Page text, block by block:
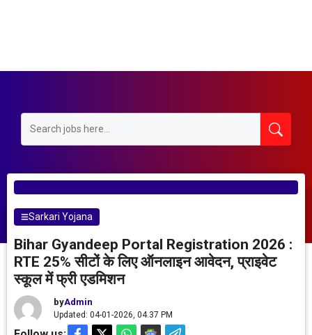
Sarkari Yojana
Bihar Gyandeep Portal Registration 2026 :
RTE 25% सीटों के लिए ऑनलाइन आवेदन, प्राइवेट
स्कूल में फ्री एडमिशन
byAdmin
Updated: 04-01-2026, 04.37 PM